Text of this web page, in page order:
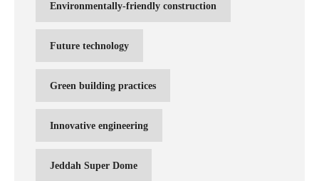
Environmentally-friendly construction
Future technology
Green building practices
Innovative engineering
Jeddah Super Dome